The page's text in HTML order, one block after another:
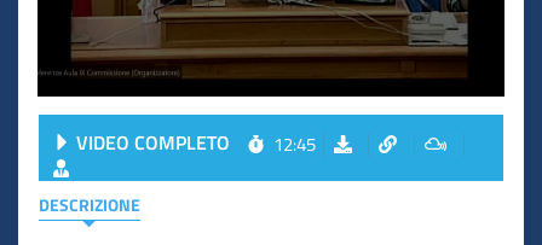
VIDEO COMPLETO 12:45
DESCRIZIONE